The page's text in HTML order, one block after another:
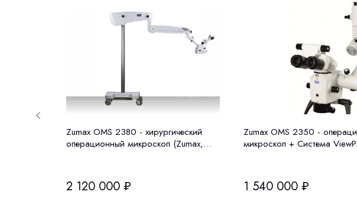
Zumax OМS 2380 - хирургический
операционный микроскоп (Zumax,
2 120 000 ₽
Zumax OMS 2350 -
микроскоп + Система
1 540 000 ₽